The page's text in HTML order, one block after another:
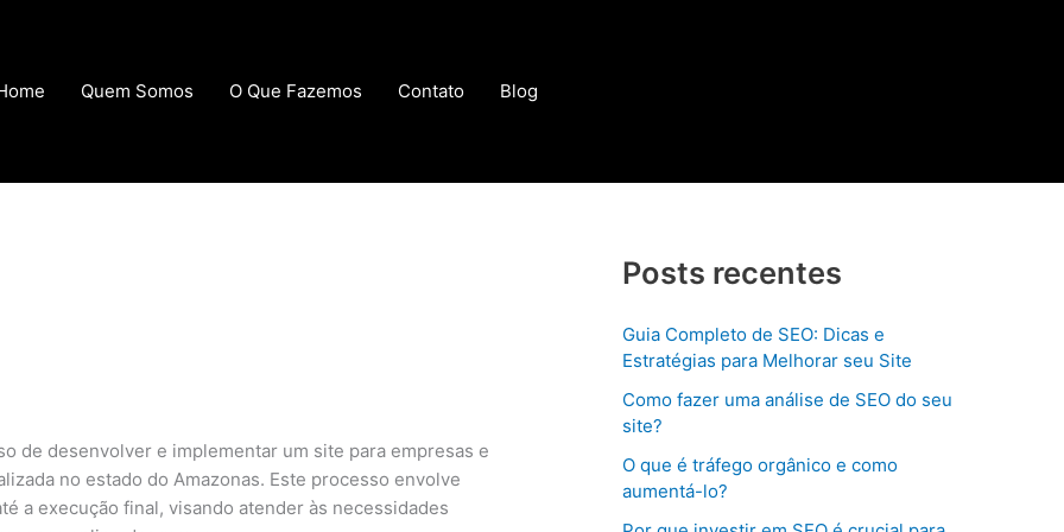
Quem Somos O Que Fazemos Contato Blog
de desenvolver e implementar um site para empresas e
no estado do Amazonas. Este processo envolve
a execução final, visando atender às necessidades
Posts recentes
Guia Completo de SEO: Dicas e
Estratégias para Melhorar seu Site
Como fazer uma análise de SEO do seu
site?
O que é tráfego orgânico e como
aumentá-lo?